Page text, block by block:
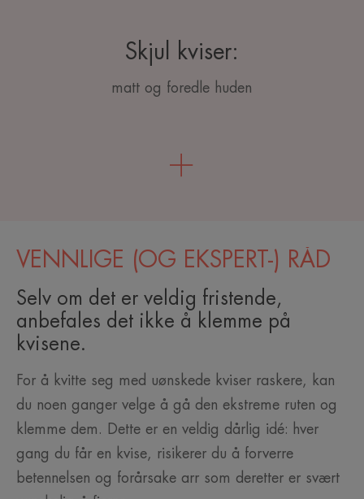
Skjul kviser:
matt og foredle huden
VENNLIGE (OG EKSPERT-) RÅD
Selv om det er veldig fristende,
anbefales det ikke å klemme på
kvisene.
For å kvitte seg med uønskede kviser raskere, kan
du noen ganger velge å gå den ekstreme ruten og
klemme dem. Dette er en veldig dårlig idé: hver
gang du får en kvise, risikerer du å forverre
betennelsen og forårsake arr som deretter er svært